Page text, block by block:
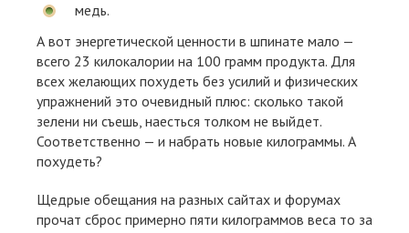
медь.
А вот энергетической ценности в шпинате мало —
всего 23 килокалории на 100 грамм продукта. Для
всех желающих похудеть без усилий и физических
упражнений это очевидный плюс: сколько такой
зелени ни съешь, наесться толком не выйдет.
Соответственно — и набрать новые килограммы. А
похудеть?
Щедрые обещания на разных сайтах и форумах
прочат сброс примерно пяти килограммов веса то за